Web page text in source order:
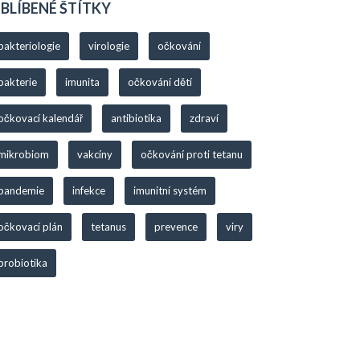
ŠTÍTKY
virologie očkování
imunita očkování dětí
kalendář antibiotika zdraví
vakcíny očkování proti tetanu
infekce imunitní systém
plán tetanus prevence viry